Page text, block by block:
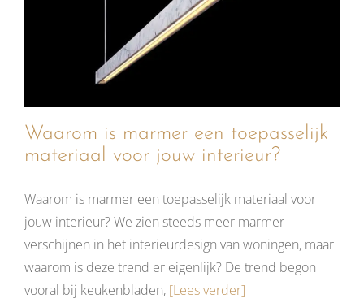
Waarom is marmer een toepasselijk
materiaal voor jouw interieur?
Waarom is marmer een toepasselijk materiaal voor
jouw interieur? We zien steeds meer marmer
verschijnen in het interieurdesign van woningen, maar
waarom is deze trend er eigenlijk? De trend begon
vooral bij keukenbladen,[Lees verder]